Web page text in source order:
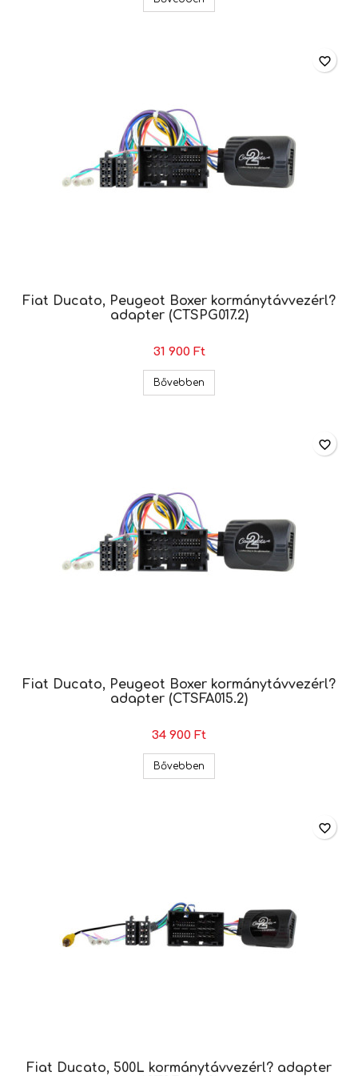
Fiat Ducato, Peugeot Boxer kormánytávvezérl?
adapter (CTSPG017.2)
31 900 Ft
Bővebben
favorite_border
Fiat Ducato, Peugeot Boxer kormánytávvezérl?
adapter (CTSFA015.2)
34 900 Ft
Bővebben
favorite_border
Fiat Ducato, 500L kormánytávvezérl? adapter
favorite_border